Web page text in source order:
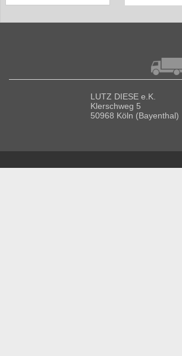
LUTZ DIESE e.K.
Klerschweg 5
50968 Köln (Bayenthal)